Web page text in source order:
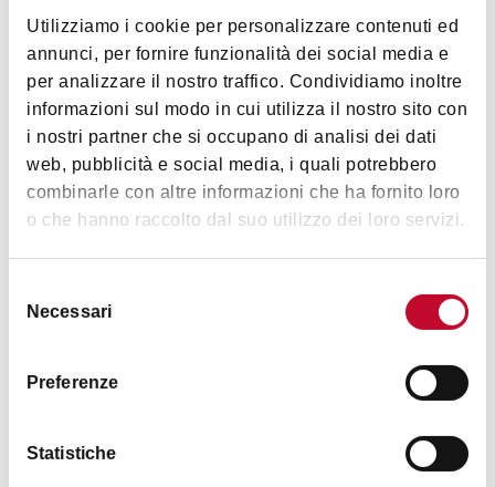
Utilizziamo i cookie per personalizzare contenuti ed
annunci, per fornire funzionalità dei social media e
per analizzare il nostro traffico. Condividiamo inoltre
informazioni sul modo in cui utilizza il nostro sito con
i nostri partner che si occupano di analisi dei dati
web, pubblicità e social media, i quali potrebbero
combinarle con altre informazioni che ha fornito loro
o che hanno raccolto dal suo utilizzo dei loro servizi.
delNecessari
Preferenze
Statistiche
Timetables
Museo del Tessuto e della Tappezzeria “Vittorio Zironi”
Friday 9 am > 1pm
Saturday and Sunday: 10 am > 6.30 pm